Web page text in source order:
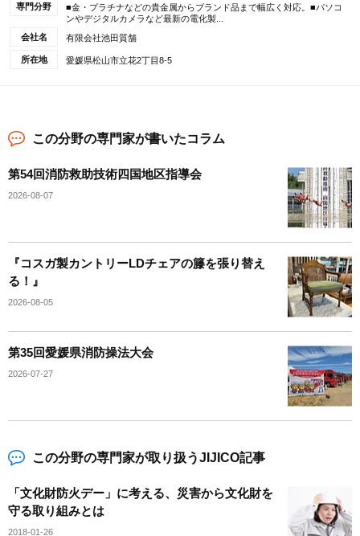
専門分野
■金・プラチナなどの貴金属からブランド品まで幅広く対応。■パソコ
ンやデジタルカメラなど最新の電化製...
会社名
有限会社池田質舗
所在地 愛媛県松山市立花2丁目8-5
この分野の専門家が書いたコラム
第54回消防救助技術四国地区指導会
2026-08-07
『コスガ製カントリーLDチェアの籐を張り替え
る！』
2026-08-05
第35回愛媛県消防操法大会
2026-07-27
この分野の専門家が取り扱うJIJICO記事
「文化財防火デー」に考える、災害から文化財を
守る取り組みとは
2018-01-26